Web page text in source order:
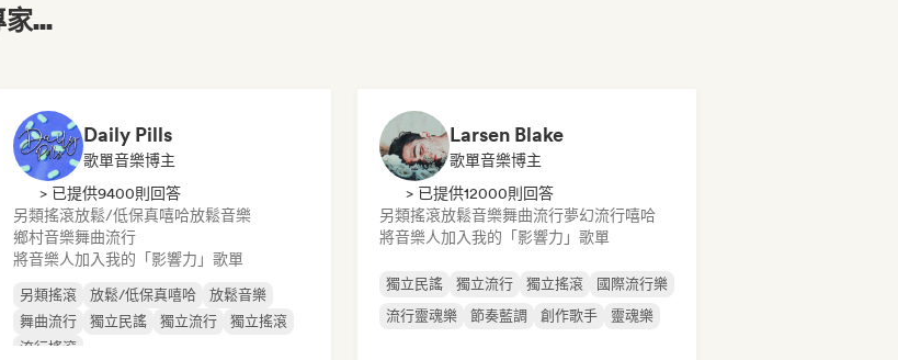
...
Daily Pills
歌單音樂博主
> 已提供9400則回答
另類搖滾放鬆/低保真嘻哈放鬆音樂
鄉村音樂舞曲流行
將音樂人加入我的「影響力」歌單
另類搖滾 放鬆/低保真嘻哈
放鬆音樂
舞曲流行
獨立民謠 獨立流行
獨立搖滾
流行搖滾
Larsen Blake
歌單音樂博主
> 已提供12000則回答
另類搖滾放鬆音樂舞曲流行夢幻流行嘻哈
將音樂人加入我的「影響力」歌單
獨立民謠 獨立流行 獨立搖滾
國際流行樂
流行靈魂樂
節奏藍調 創作歌手 靈魂樂